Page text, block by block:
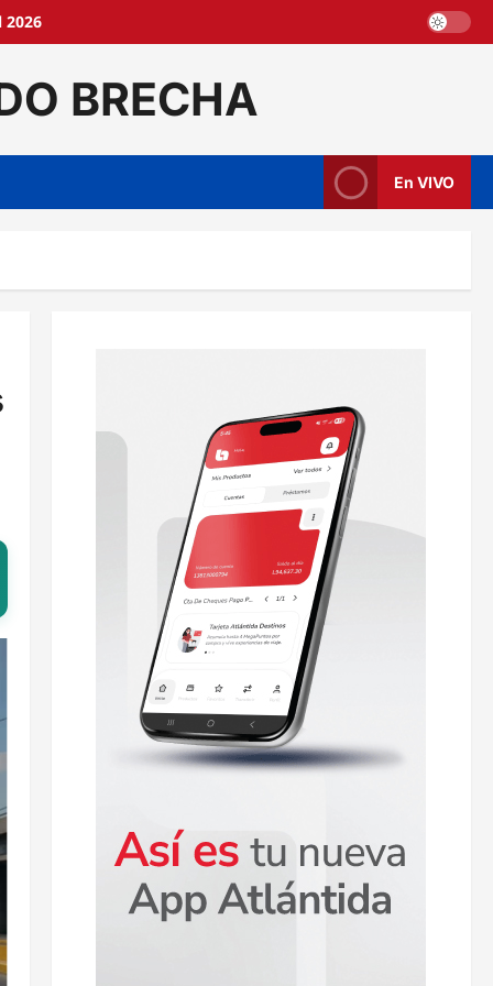
2026
BRECHA
En VIVO